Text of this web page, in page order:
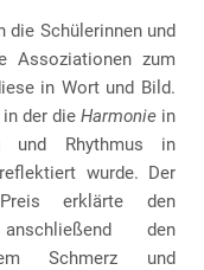
die Schülerinnen und
Assoziationen zum
in Wort und Bild.
der die Harmonie in
und Rhythmus in
wurde. Der
erklärte den
den
Schmerz und